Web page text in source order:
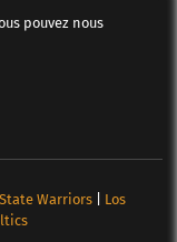
pouvez nous
Warriors| Los